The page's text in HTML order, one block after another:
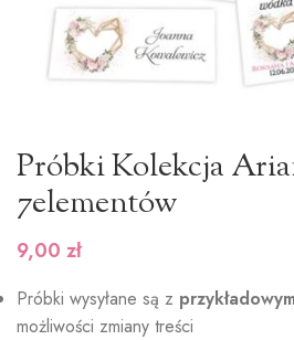
Próbki Kolekcja
7elementów
9,00 zł
Próbki wysyłane są z
możliwości zmiany treści